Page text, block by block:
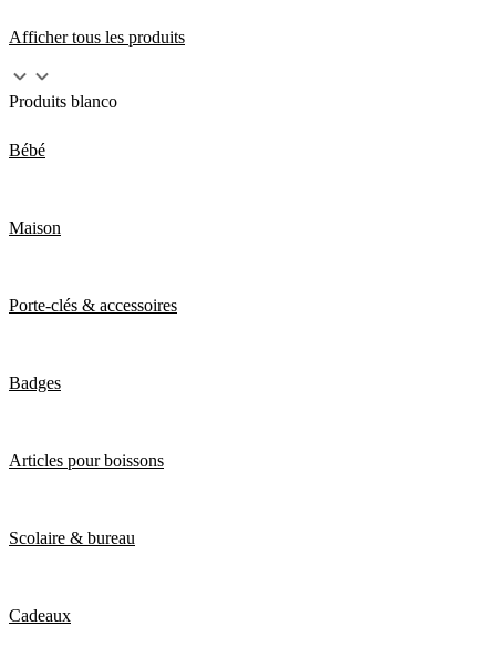
Afficher tous les produits
Produits blanco
Bébé
Maison
Porte-clés & accessoires
Badges
Articles pour boissons
Scolaire & bureau
Cadeaux